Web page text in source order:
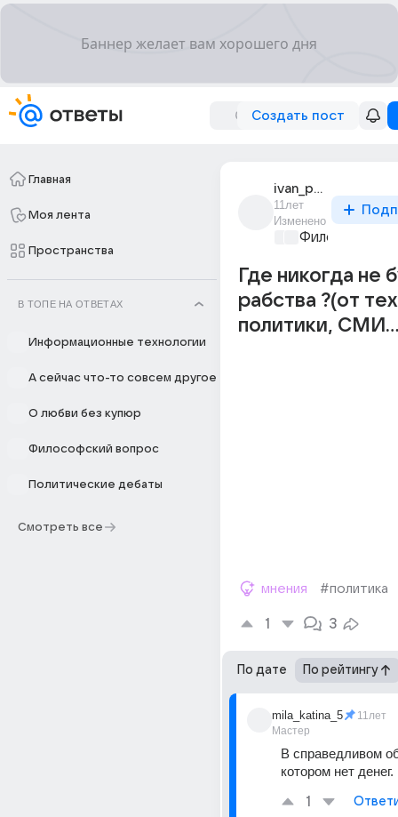
Создать пост
Главная
Моя лента
Пространства
В ТОПЕ НА ОТВЕТАХ
Информационные технологии
А сейчас что-то совсем другое
О любви без купюр
Философский вопрос
Политические дебаты
Смотреть все
ivan_popialov
11лет
Изменено
Философский
Где никогда не
рабства ?(от
политики,
мнения #политика
1 3
По дате По рейтингу
mila_katina_5
Мастер
11лет
В справедливом
котором нет денег.
1